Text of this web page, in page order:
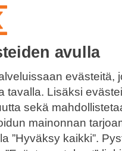
UPEILLA
pyöreitä. Koska
25.9. saakka.
avulla
evästeitä,
tavalla. Lisäksi
sekä
mainonnan
”Hyväksy kaikki”.